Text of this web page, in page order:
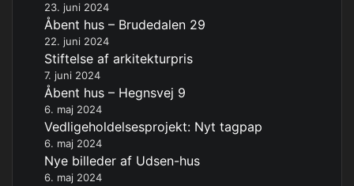
23. juni 2024
Åbent hus – Brudedalen 29
22. juni 2024
Stiftelse af arkitekturpris
7. juni 2024
Åbent hus – Hegnsvej 9
6. maj 2024
Vedligeholdelsesprojekt: Nyt tagpap
6. maj 2024
Nye billeder af Udsen-hus
6. maj 2024